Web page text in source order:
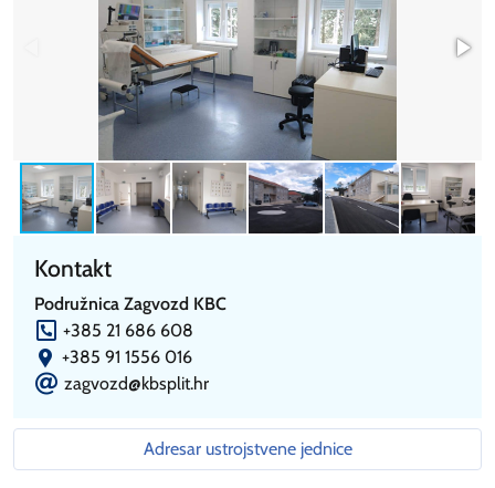
Kontakt
Podružnica Zagvozd KBC
P +385 21 686 608
m +385 91 1556 016
E zagvozd@kbsplit.hr
Adresar ustrojstvene jednice